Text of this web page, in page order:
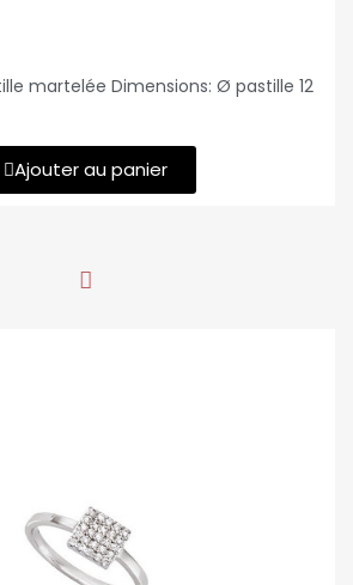
martelée Dimensions: Ø pastille 12
Ajouter au panier